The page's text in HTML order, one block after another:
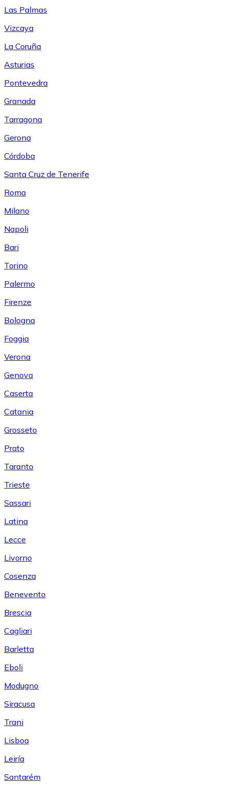
Las Palmas
Vizcaya
La Coruña
Asturias
Pontevedra
Granada
Tarragona
Gerona
Córdoba
Santa Cruz de Tenerife
Roma
Milano
Napoli
Bari
Torino
Palermo
Firenze
Bologna
Foggia
Verona
Genova
Caserta
Catania
Grosseto
Prato
Taranto
Trieste
Sassari
Latina
Lecce
Livorno
Cosenza
Benevento
Brescia
Cagliari
Barletta
Eboli
Modugno
Siracusa
Trani
Lisboa
Leiría
Santarém